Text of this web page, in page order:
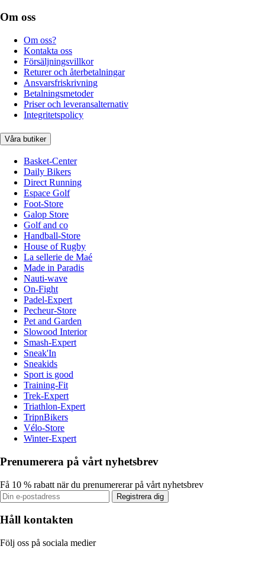
Om oss
Om oss?
Kontakta oss
Försäljningsvillkor
Returer och återbetalningar
Ansvarsfriskrivning
Betalningsmetoder
Priser och leveransalternativ
Integritetspolicy
Våra butiker
Basket-Center
Daily Bikers
Direct Running
Espace Golf
Foot-Store
Galop Store
Golf and co
Handball-Store
House of Rugby
La sellerie de Maé
Made in Paradis
Nauti-wave
On-Fight
Padel-Expert
Pecheur-Store
Pet and Garden
Slowood Interior
Smash-Expert
Sneak'In
Sneakids
Sport is good
Training-Fit
Trek-Expert
Triathlon-Expert
TripnBikers
Vélo-Store
Winter-Expert
Prenumerera på vårt nyhetsbrev
Få 10 % rabatt när du prenumererar på vårt nyhetsbrev
Registrera dig
Håll kontakten
Följ oss på sociala medier